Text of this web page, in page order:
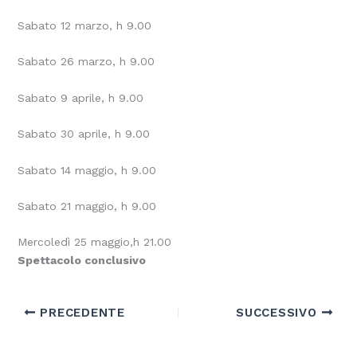
Sabato 12 marzo, h 9.00
Sabato 26 marzo, h 9.00
Sabato 9 aprile, h 9.00
Sabato 30 aprile, h 9.00
Sabato 14 maggio, h 9.00
Sabato 21 maggio, h 9.00
Mercoledì 25 maggio,h 21.00
Spettacolo conclusivo
PRECEDENTE SUCCESSIVO